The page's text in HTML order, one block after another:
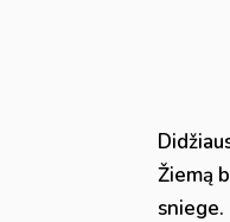
Žiemą
sniege.